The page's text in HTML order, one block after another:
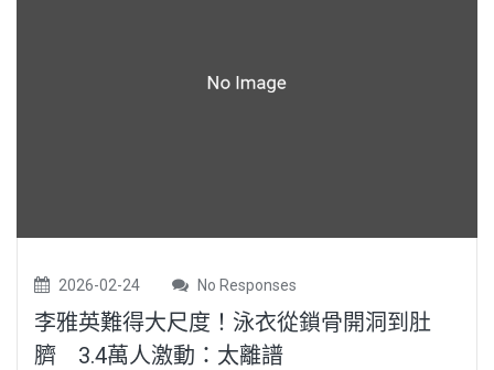
2026-02-24 No Responses
李雅英難得大尺度！泳衣從鎖骨開洞到肚
臍 3.4萬人激動：太離譜